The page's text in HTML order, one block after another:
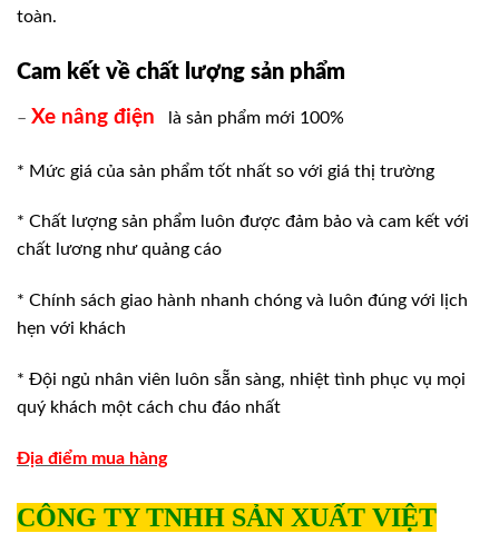
toàn.
Cam kết về chất lượng sản phẩm
– Xe nâng điện là sản phẩm mới 100%
* Mức giá của sản phẩm tốt nhất so với giá thị trường
* Chất lượng sản phẩm luôn được đảm bảo và cam kết với
chất lương như quảng cáo
* Chính sách giao hành nhanh chóng và luôn đúng với lịch
hẹn với khách
* Đội ngủ nhân viên luôn sẵn sàng, nhiệt tình phục vụ mọi
quý khách một cách chu đáo nhất
Địa điểm mua hàng
CÔNG TY TNHH SẢN XUẤT VIỆT